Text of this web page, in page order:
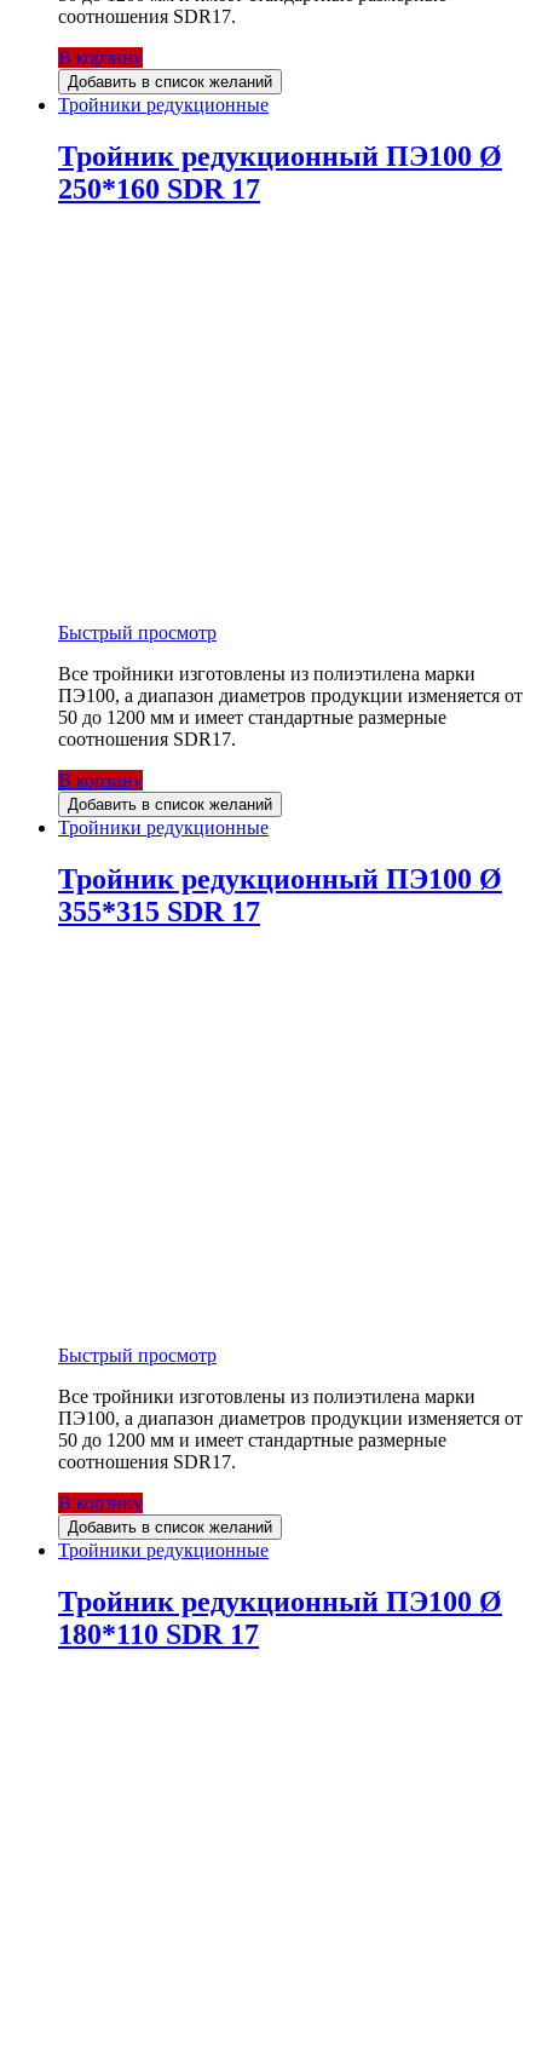
соотношения SDR17.
В корзину
Добавить в список желаний
Тройники редукционные
Тройник редукционный ПЭ100 Ø
250*160 SDR 17
Быстрый просмотр
Все тройники изготовлены из полиэтилена марки
ПЭ100, а диапазон диаметров продукции изменяется от
50 до 1200 мм и имеет стандартные размерные
соотношения SDR17.
В корзину
Добавить в список желаний
Тройники редукционные
Тройник редукционный ПЭ100 Ø
355*315 SDR 17
Быстрый просмотр
Все тройники изготовлены из полиэтилена марки
ПЭ100, а диапазон диаметров продукции изменяется от
50 до 1200 мм и имеет стандартные размерные
соотношения SDR17.
В корзину
Добавить в список желаний
Тройники редукционные
Тройник редукционный ПЭ100 Ø
180*110 SDR 17